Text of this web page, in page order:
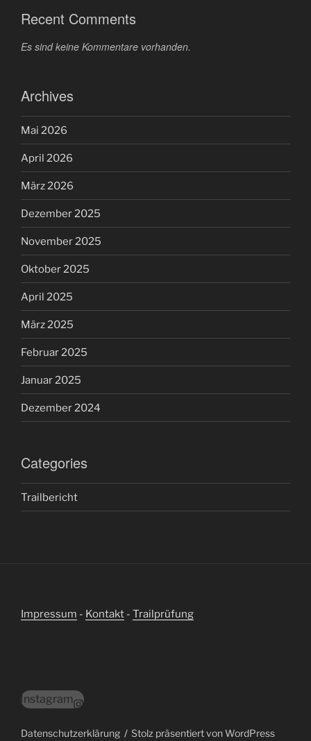
Recent Comments
Es sind keine Kommentare vorhanden.
Archives
Mai 2026
April 2026
März 2026
Dezember 2025
November 2025
Oktober 2025
April 2025
März 2025
Februar 2025
Januar 2025
Dezember 2024
Categories
Trailbericht
Impressum - Kontakt - Trailprüfung
Instagram
Datenschutzerklärung Stolz präsentiert von WordPress